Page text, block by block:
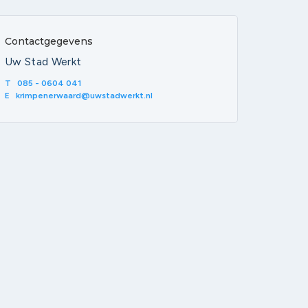
Contactgegevens
Uw Stad Werkt
T 085 - 0604 041
E krimpenerwaard@uwstadwerkt.nl